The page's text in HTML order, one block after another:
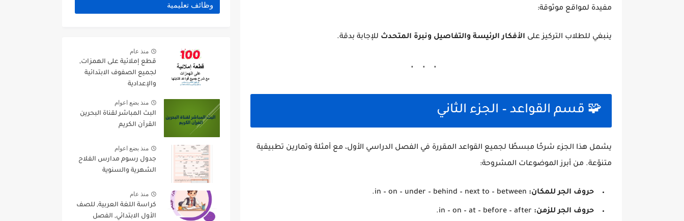
مفيدة لمواقع موثوقة:
ينبغي للطلاب التركيز على الأفكار الرئيسة والتفاصيل ونبرة المتحدث للإجابة بدقة.
🧩 قسم القواعد – الجزء الثاني
يشمل هذا الجزء شرحًا مبسطًا لجميع القواعد المقررة في الفصل الدراسي الأول، مع أمثلة وتمارين تطبيقية
متنوّعة. من أبرز الموضوعات المشروحة:
حروف الجر للمكان:
حروف الجر للزمن:
وظائف تعليمية
منذ عام
قطع إملائية على الهمزات,
لجميع الصفوف الابتدائية
والإعدادية
منذ بضع اعوام
البث المباشر لقناة البحرين
القرآن الكريم
منذ بضع اعوام
جدول رسوم مدارس الفلاح
الشهرية والسنوية
منذ عام
كراسة اللغة العربية, للصف
الأول الابتدائي, الفصل